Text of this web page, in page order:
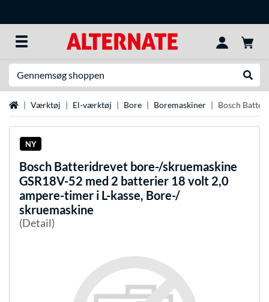
StartsideVærktøj El-værktøj Bore Boremaskiner Bosch
NY
Bosch Batteridrevet bore-/skruemaskine
GSR18V-52 med 2 batterier 18 volt 2,0
ampere-timer i L-kasse, Bore-/
skruemaskine
(Detail)